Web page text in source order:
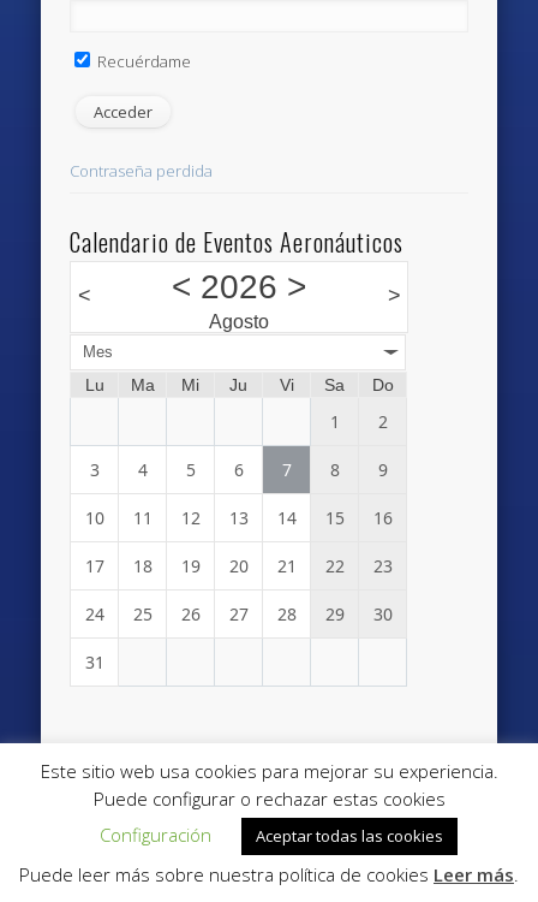
Recuérdame
Contraseña perdida
Calendario de Eventos Aeronáuticos
< < 2026 >
Agosto
>
Mes
Lu Ma Mi Ju Vi Sa Do
1 2
3 4 5 6 7 8 9
10 11 12 13 14 15 16
17 18 19 20 21 22 23
24 25 26 27 28 29 30
31
TWITTER SAE
Jornada sobre accidentes de aviación: retos
Este sitio web usa cookies para mejorar su experiencia.
Puede configurar o rechazar estas cookies
Configuración
Aceptar todas las cookies
Puede leer más sobre nuestra política de cookies Leer más.